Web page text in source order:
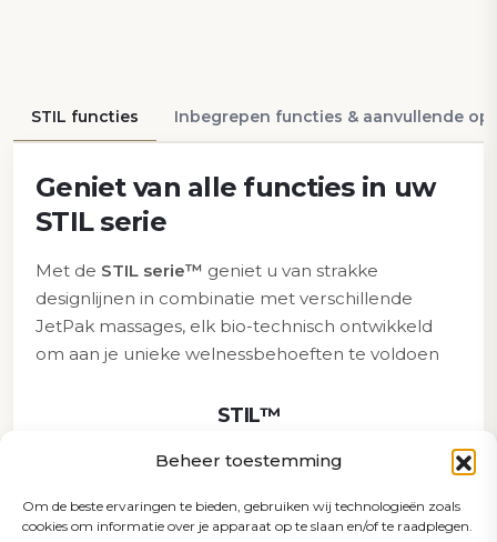
Beheer toestemming
Om de beste ervaringen te bieden, gebruiken wij technologieën zoals
cookies om informatie over je apparaat op te slaan en/of te raadplegen.
STIL functies Inbegrepen functies & aanvullende
Geniet van alle functies in uw
STIL serie
Met de STIL serie™ geniet u van strakke
designlijnen in combinatie met verschillende
JetPak massages, elk bio-technisch ontwikkeld
om aan je unieke welnessbehoeften te voldoen
STIL™